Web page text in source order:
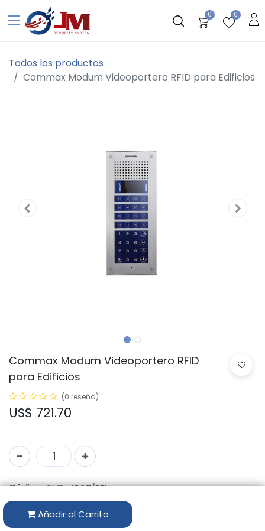
0 0
Todos los productos
Commax Modum Videoportero RFID para Edificios
Commax Modum Videoportero RFID
para Edificios
(0 reseña)
US$ 721.70
Añadir al Carrito
Código: CMP-4BCT/RF1
Marca:Commax